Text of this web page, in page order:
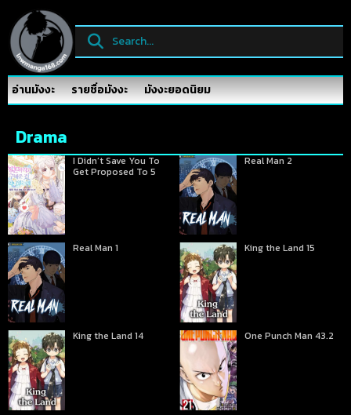
อ่านมังงะ รายชื่อมังงะ มังงะยอดนิยม
Drama
I Didn’t Save You To
Get Proposed To 5
Real Man 2
Real Man 1 King the Land 15
King the Land 14 One Punch Man 43.2